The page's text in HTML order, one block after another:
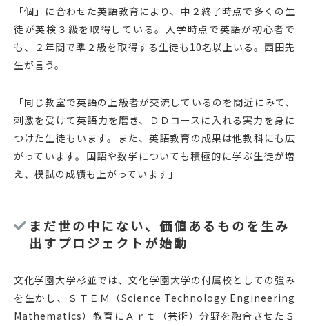
「個」に合わせた英語教育により、中２終了時点で多くの生
徒が英検３級を取得している。入学時点で英語が初心者で
も、２年間で準２級を取得する生徒も10名以上いる。西田先
生が言う。
「同じ教室で英語の上級者が交流しているのを間近にみて、
刺激を受けて英語力を磨き、ＤＤコースに入れる実力を身に
つけた生徒もいます。また、英語教育の成果は他教科にも広
がっています。国語や数学についても積極的に学ぶ生徒が増
え、模試の成績も上がっています」
まだ世の中にない、価値あるものを生み
出すプロジェクトが始動
文化学園大学杉並では、文化学園大学の付属校としての強み
を生かし、ＳＴＥＭ（Science Technology Engineering
Mathematics）教育にＡｒｔ（芸術）分野を融合させたＳ